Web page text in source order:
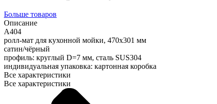
Больше товаров
Описание
A404
ролл-мат для кухонной мойки, 470х301 мм
сатин/чёрный
профиль: круглый D=7 мм, сталь SUS304
индивидуальная упаковка: картонная коробка
Все характеристики
Все характеристики